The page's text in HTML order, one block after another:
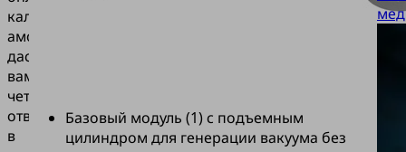
калькулятор
амортизации
даст
вам
четкий
ответ
в
Базовый модуль (1) с подъемным
цилиндром для генерации вакуума без